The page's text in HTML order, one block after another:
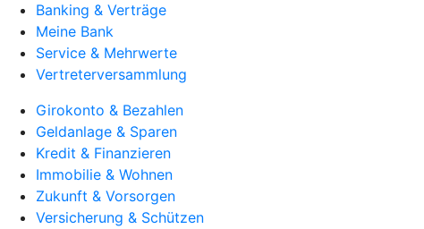
Banking & Verträge
Meine Bank
Service & Mehrwerte
Vertreterversammlung
Girokonto & Bezahlen
Geldanlage & Sparen
Kredit & Finanzieren
Immobilie & Wohnen
Zukunft & Vorsorgen
Versicherung & Schützen